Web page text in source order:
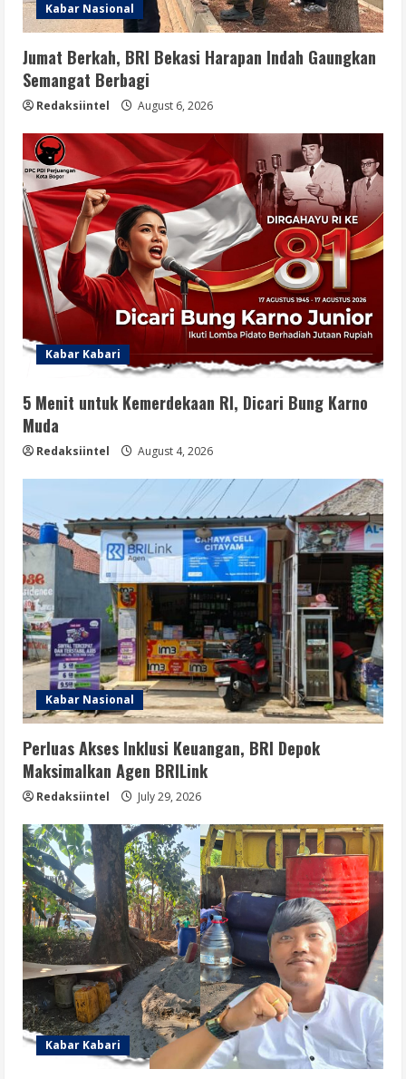
Kabar Nasional
Jumat Berkah, BRI Bekasi Harapan Indah Gaungkan
Semangat Berbagi
Redaksiintel August 6, 2026
Kabar Kabari
5 Menit untuk Kemerdekaan RI, Dicari Bung Karno
Muda
Redaksiintel August 4, 2026
Kabar Nasional
Perluas Akses Inklusi Keuangan, BRI Depok
Maksimalkan Agen BRILink
Redaksiintel July 29, 2026
Kabar Kabari